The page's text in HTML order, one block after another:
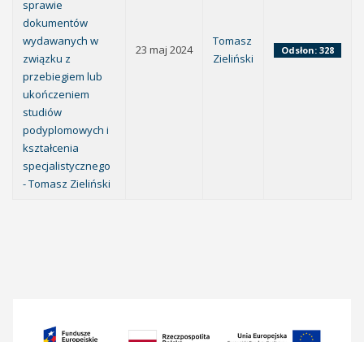
sprawie
dokumentów
wydawanych w
związku z
przebiegiem lub
ukończeniem
studiów
podyplomowych i
kształcenia
specjalistycznego
- Tomasz Zieliński
23 maj 2024
Tomasz
Zieliński
Odsłon: 328